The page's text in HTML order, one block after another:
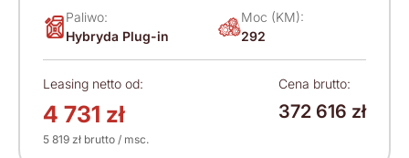
Paliwo:
Hybryda Plug-in
Moc (KM):
292
Leasing netto od:
4 731 zł
5 819 zł brutto / msc.
Cena brutto:
372 616 zł